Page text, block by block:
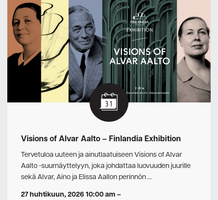
Visions of Alvar Aalto – Finlandia Exhibition
Tervetuloa uuteen ja ainutlaatuiseen Visions of Alvar
Aalto -suurnäyttelyyn, joka johdattaa luovuuden juurille
sekä Alvar, Aino ja Elissa Aallon perinnön …
27 huhtikuun, 2026 10:00 am–